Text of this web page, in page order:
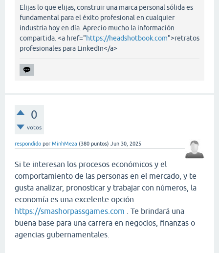
Elijas lo que elijas, construir una marca personal sólida es
fundamental para el éxito profesional en cualquier
industria hoy en día. Aprecio mucho la información
compartida. <a href="https://headshotbook.com">retratos
profesionales para LinkedIn</a>
0
votos
respondido por MinhMeza (380 puntos) Jun 30, 2025
Si te interesan los procesos económicos y el
comportamiento de las personas en el mercado, y te
gusta analizar, pronosticar y trabajar con números, la
economía es una excelente opción
https://smashorpassgames.com . Te brindará una
buena base para una carrera en negocios, finanzas o
agencias gubernamentales.